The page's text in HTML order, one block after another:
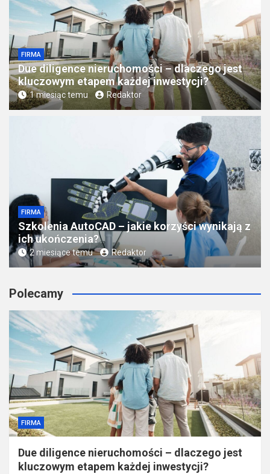
FIRMA
Due diligence nieruchomości – dlaczego jest
kluczowym etapem każdej inwestycji?
1 miesiąc temu Redaktor
FIRMA
Szkolenia AutoCAD – jakie korzyści wynikają z
ich ukończenia?
2 miesiące temu Redaktor
Polecamy
FIRMA
Due diligence nieruchomości – dlaczego jest
kluczowym etapem każdej inwestycji?